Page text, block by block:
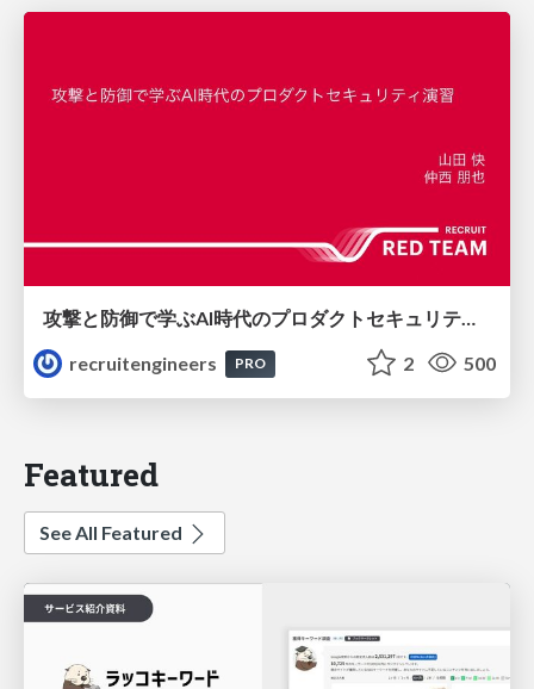
recruitengineers
PRO 2 500
Featured
See All Featured